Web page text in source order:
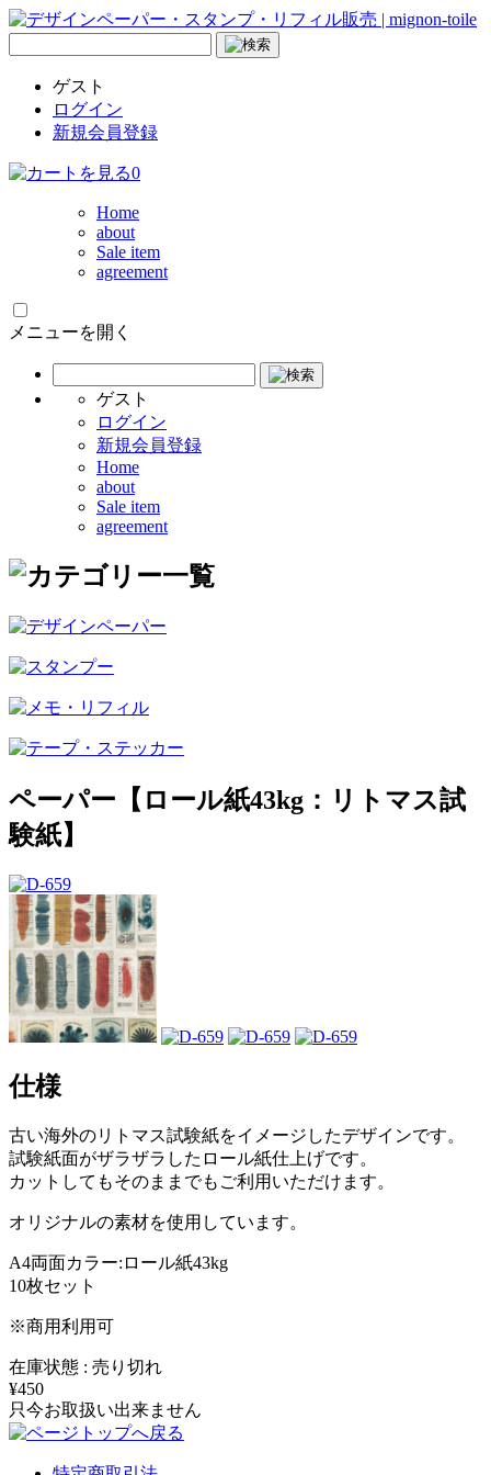
ゲスト
ログイン
新規会員登録
0
Home
about
Sale item
agreement
メニューを開く
ゲスト
ログイン
新規会員登録
Home
about
Sale item
agreement
ペーパー【ロール紙43kg：リトマス試
験紙】
仕様
古い海外のリトマス試験紙をイメージしたデザインです。
試験紙面がザラザラしたロール紙仕上げです。
カットしてもそのままでもご利用いただけます。
オリジナルの素材を使用しています。
A4両面カラー:ロール紙43kg
10枚セット
※商用利用可
在庫状態 : 売り切れ
¥450
只今お取扱い出来ません